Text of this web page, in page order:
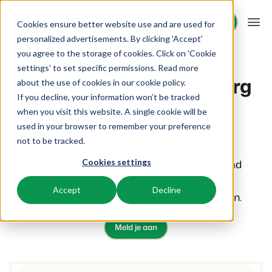
Cookies ensure better website use and are used for
personalized advertisements. By clicking 'Accept'
you agree to the storage of cookies. Click on 'Cookie
settings' to set specific permissions. Read more
about the use of cookies in our cookie policy.
If you decline, your information won’t be tracked
when you visit this website. A single cookie will be
used in your browser to remember your preference
not to be tracked.
Cookies settings
Accept Decline
Demo anfragen
Demo anfragen
Plattform
BEX PMS
PMS
Verwalte alle Backoffice Abläufe.
Vermarkte dein Angebot auf verschiedenen Channels.
Steigere deine direkten Buchungen über deine Website.
Unsere Lösungen
BEX für:
Ferienhäuser, Bungalows, Mobilheime und Weinfässer.
Stellplätze, Camping, Glamping und Zelten.
Ressourcen
Wissenswertes
BEX Educate | Pro
Weiter lernen, weiter führen in der Freizeitbranche
Preise
Kundenstories
Booking Experts events Events
SuperStay Live Augsburg
2026
20. - 22. November 2026
Die Fachmesse rund um die Vermietung und
Modernisierung vonFerienhäusernund
Ferienwohnungen
im süddeutschen Raum.
Meld je aan